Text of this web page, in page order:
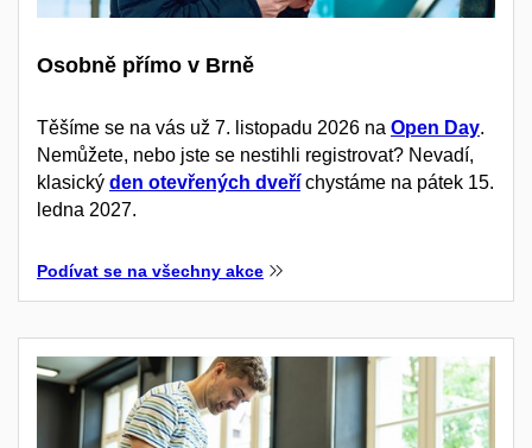
Osobně přímo v Brně
Těšíme se na vás už 7. listopadu 2026 na Open Day.
Nemůžete, nebo jste se nestihli registrovat? Nevadí,
klasický den otevřených dveří chystáme na pátek 15.
ledna 2027.
Podívat se na všechny akce